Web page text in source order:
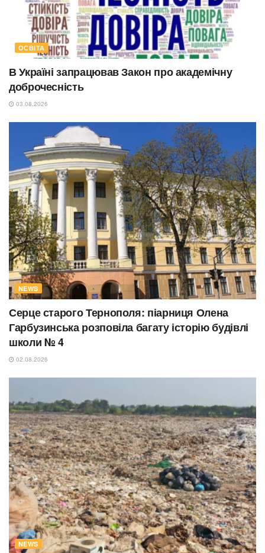
ОСВІТА
В Україні запрацював Закон про академічну
доброчесність
03.08.2026
NEWS
Серце старого Тернополя: піарниця Олена
Гарбузинська розповіла багату історію будівлі
школи № 4
02.08.2026
NEWS